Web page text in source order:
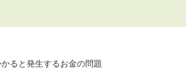
ると発生するお金の問題